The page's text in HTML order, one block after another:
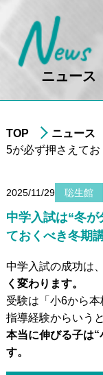
News
ニュース
ニュース
学力・人間力向
生徒・保護者の声
進学実績
非受験の小学生へ
小学3年生以上の
中学3年生の
高校生の学習指
小～高校生への
TOP ニュース
5が必ず押さえて
2025/11/29 聡生館
中学入試は“冬
ておくべき冬期
中学入試の成功は
く変わります。
受験は「小6から
指導経験からいうと
本当に伸びる子は
す。